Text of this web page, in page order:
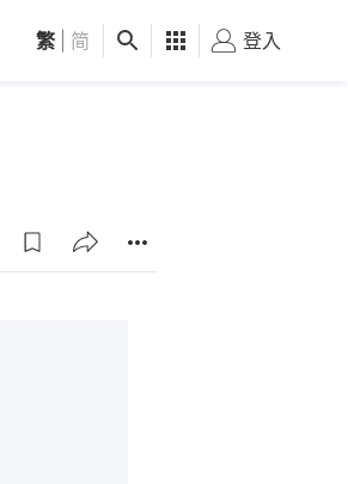
觀點 健康 好食玩飛
繁 简 登入